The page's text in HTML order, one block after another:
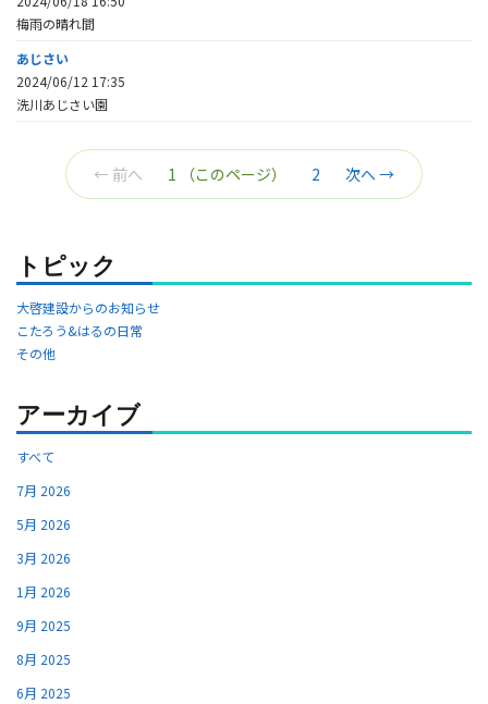
梅雨の晴れ間
あじさい
2024/06/12 17:35
洗川あじさい園
← 前へ 1 （このページ） 2 次へ →
トピック
大啓建設からのお知らせ
こたろう&はるの日常
その他
アーカイブ
すべて
7月 2026
5月 2026
3月 2026
1月 2026
9月 2025
8月 2025
6月 2025